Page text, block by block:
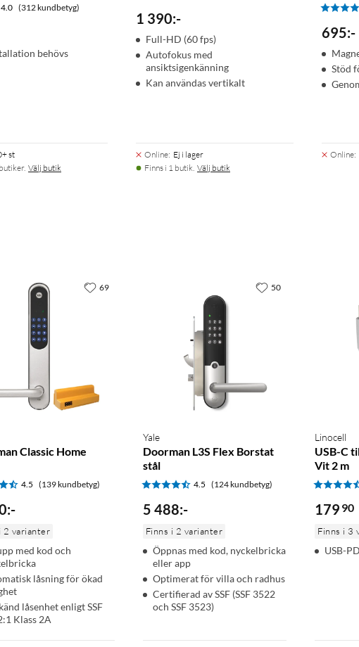
4.0 (312 kundbetyg)
behövs
st
Välj butik
1 390:-
Full-HD (60 fps)
Autofokus med
ansiktsigenkänning
Kan användas vertikalt
Online: Ej i lager
Finns i 1 butik. Välj butik
695:-
Stöd
Online:
Classic Home
4.5 (139 kundbetyg)
:-
2 varianter
med kod och
låsning för ökad
låsenhet enligt SSF
Klass 2A
69
Yale
Doorman L3S Flex Borstat
stål
4.5 (124 kundbetyg)
5 488:-
Finns i 2 varianter
Öppnas med kod, nyckelbricka
eller app
Optimerat för villa och radhus
Certifierad av SSF (SSF 3522
och SSF 3523)
50
Linocell
USB-C
Vit 2 m
179 90
Finns i 3
USB-